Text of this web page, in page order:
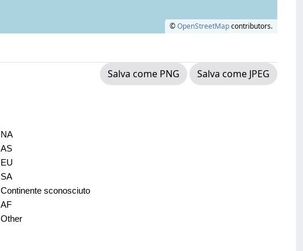
©OpenStreetMapcontributors.
Salva come PNG
Salva come JPEG
NA
AS
EU
SA
Continente sconosciuto
AF
Other